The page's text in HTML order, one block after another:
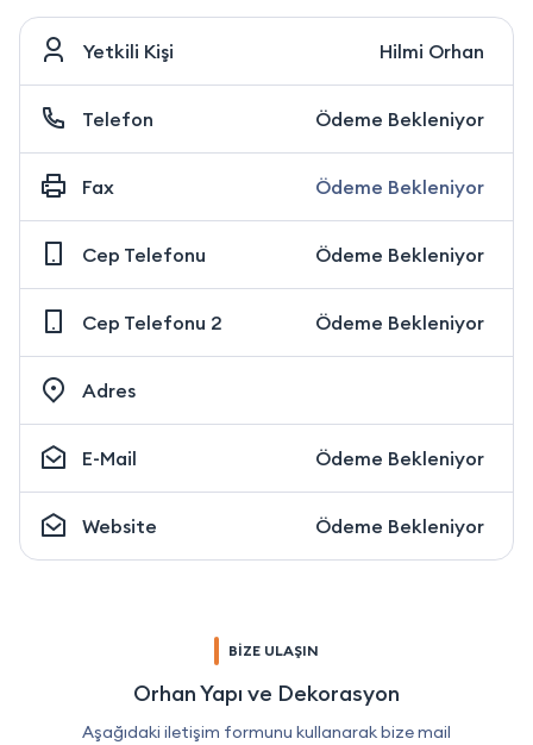
Yetkili Kişi Hilmi Orhan
Telefon Ödeme Bekleniyor
Fax Ödeme Bekleniyor
Cep Telefonu Ödeme Bekleniyor
Cep Telefonu 2 Ödeme Bekleniyor
Adres
E-Mail Ödeme Bekleniyor
Website Ödeme Bekleniyor
BİZE ULAŞIN
Orhan Yapı ve Dekorasyon
Aşağıdaki iletişim formunu kullanarak bize mail